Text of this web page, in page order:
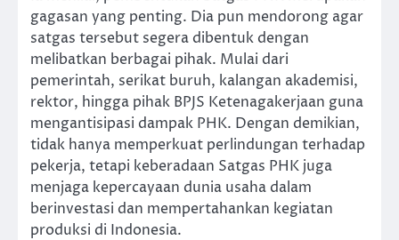
gagasan yang penting. Dia pun mendorong agar
satgas tersebut segera dibentuk dengan
melibatkan berbagai pihak. Mulai dari
pemerintah, serikat buruh, kalangan akademisi,
rektor, hingga pihak BPJS Ketenagakerjaan guna
mengantisipasi dampak PHK. Dengan demikian,
tidak hanya memperkuat perlindungan terhadap
pekerja, tetapi keberadaan Satgas PHK juga
menjaga kepercayaan dunia usaha dalam
berinvestasi dan mempertahankan kegiatan
produksi di Indonesia.